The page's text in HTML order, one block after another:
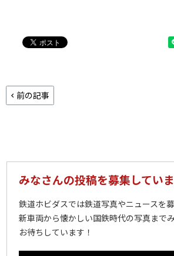
前の記事
みなさんの投稿を募集してい
鉄道ホビダスでは鉄道写真やニュースを
新車両から懐かしい国鉄時代の写真まで
お待ちしています！